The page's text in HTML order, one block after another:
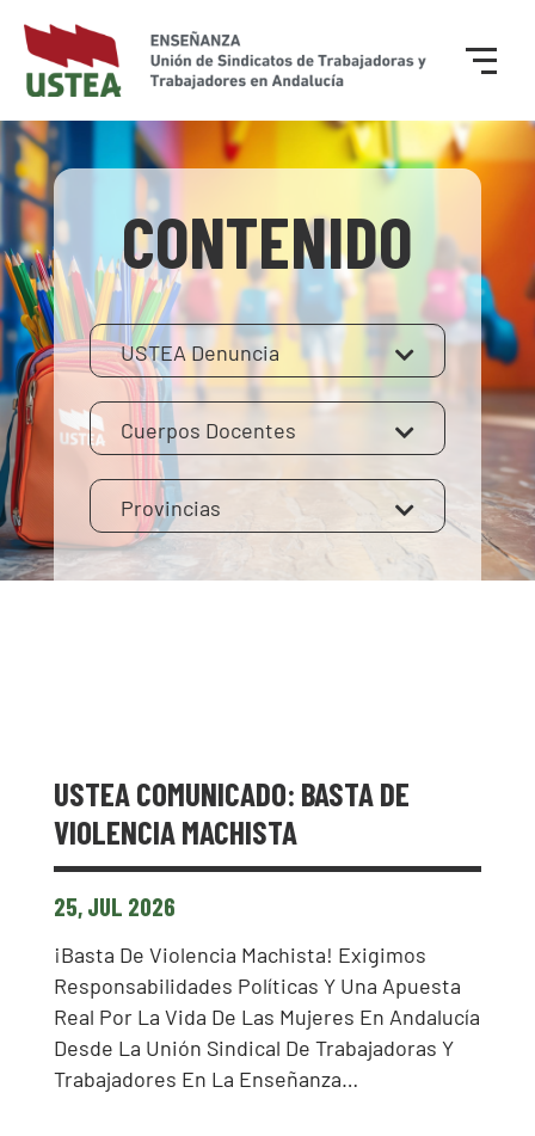
CONTENIDO
USTEA Denuncia
Cuerpos Docentes
Provincias
USTEA COMUNICADO: BASTA DE
VIOLENCIA MACHISTA
25, JUL 2026
¡Basta De Violencia Machista! Exigimos
Responsabilidades Políticas Y Una Apuesta
Real Por La Vida De Las Mujeres En Andalucía
Desde La Unión Sindical De Trabajadoras Y
Trabajadores En La Enseñanza…